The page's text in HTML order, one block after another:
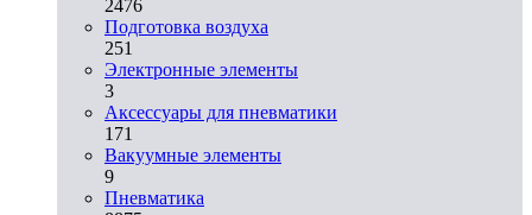
2476
Подготовка воздуха
251
Электронные элементы
3
Аксессуары для пневматики
171
Вакуумные элементы
9
Пневматика